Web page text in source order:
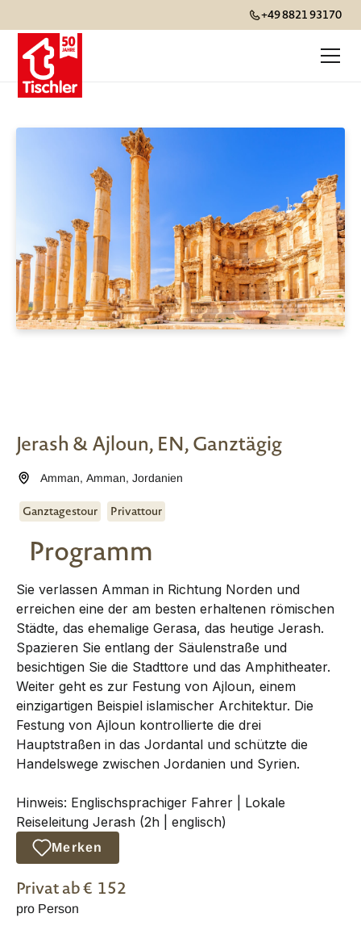
+49 8821 93170
Jerash & Ajloun, EN, Ganztägig
Amman,Amman,Jordanien
Ganztagestour Privattour
Programm
Sie verlassen Amman in Richtung Norden und
erreichen eine der am besten erhaltenen römischen
Städte, das ehemalige Gerasa, das heutige Jerash.
Spazieren Sie entlang der Säulenstraße und
besichtigen Sie die Stadttore und das Amphitheater.
Weiter geht es zur Festung von Ajloun, einem
einzigartigen Beispiel islamischer Architektur. Die
Festung von Ajloun kontrollierte die drei
Hauptstraßen in das Jordantal und schützte die
Handelswege zwischen Jordanien und Syrien.
Hinweis: Englischsprachiger Fahrer | Lokale
Reiseleitung Jerash (2h | englisch)
Merken
Privatab € 152
pro Person